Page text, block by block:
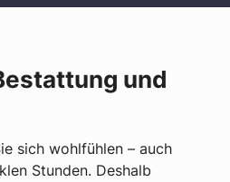
und
sich wohlfühlen – auch
Stunden. Deshalb